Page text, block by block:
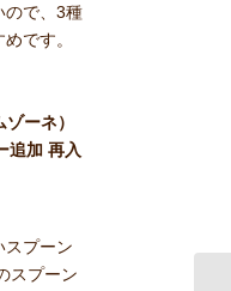
ので、3種
です。
ーネ）
追加 再入
スプーン
スプーン